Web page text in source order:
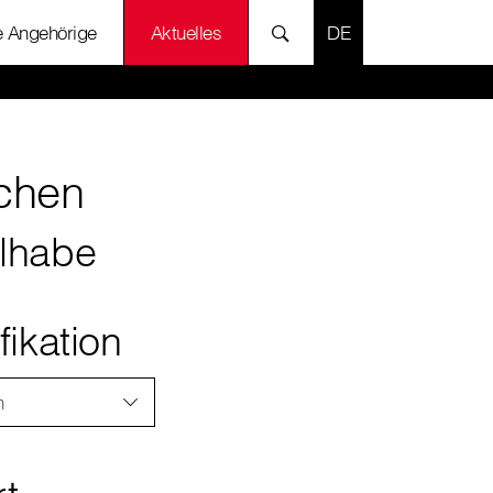
Angehörige Aktuelles SPRACHE